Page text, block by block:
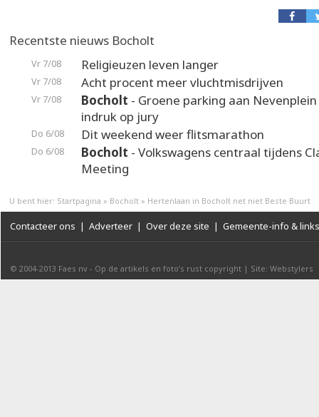
Recentste nieuws Bocholt
Vr 7/08 Religieuzen leven langer
Vr 7/08 Acht procent meer vluchtmisdrijven
Vr 7/08 Bocholt - Groene parking aan
indruk op jury
Do 6/08 Dit weekend weer flitsmarathon
Do 6/08 Bocholt - Volkswagens centraal tijdens
Meeting
U bent hier: Startpagina » Bocholt » Hertenlaan in Bocholt net niet Beste Buurt
Contacteer ons | Adverteer | Over deze site | Gemeente-info & links
© 2004-2013 Faes nv - Op de artikels en foto’s rust copyright | Site: Webstylers